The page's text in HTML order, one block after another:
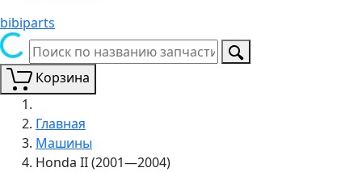
bibiparts
Корзина
Главная
Машины
Honda II (2001—2004)